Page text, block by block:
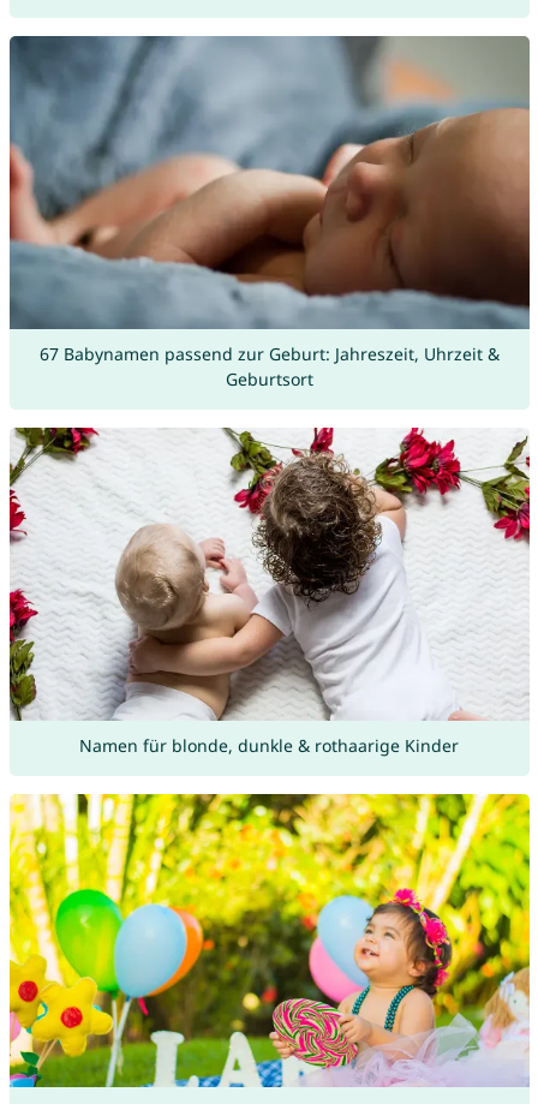
67 Babynamen passend zur Geburt: Jahreszeit, Uhrzeit &
Geburtsort
Namen für blonde, dunkle & rothaarige Kinder